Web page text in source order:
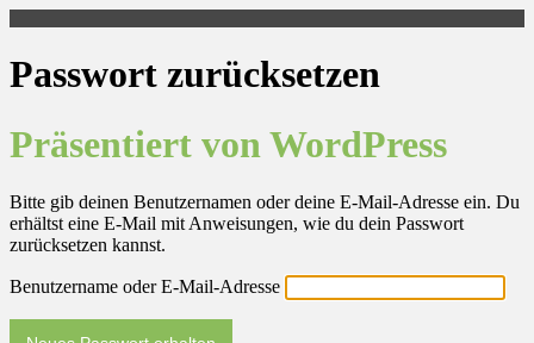
Passwort zurücksetzen
Präsentiert von WordPress
Bitte gib deinen Benutzernamen oder deine E-Mail-Adresse ein. Du
erhältst eine E-Mail mit Anweisungen, wie du dein Passwort
zurücksetzen kannst.
Benutzername oder E-Mail-Adresse